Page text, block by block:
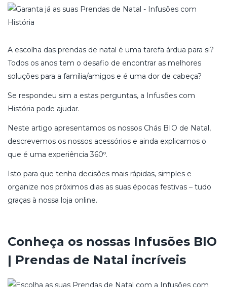
A escolha das prendas de natal é uma tarefa árdua para si?
Todos os anos tem o desafio de encontrar as melhores
soluções para a família/amigos e é uma dor de cabeça?
Se respondeu sim a estas perguntas, a Infusões com
História pode ajudar.
Neste artigo apresentamos os nossos Chás BIO de Natal,
descrevemos os nossos acessórios e ainda explicamos o
que é uma experiência 360º.
Isto para que tenha decisões mais rápidas, simples e
organize nos próximos dias as suas épocas festivas – tudo
graças à nossa loja online.
Conheça os nossas Infusões BIO
| Prendas de Natal incríveis